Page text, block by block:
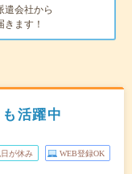
遣会社から
きます！
活躍中
が休み WEB登録OK